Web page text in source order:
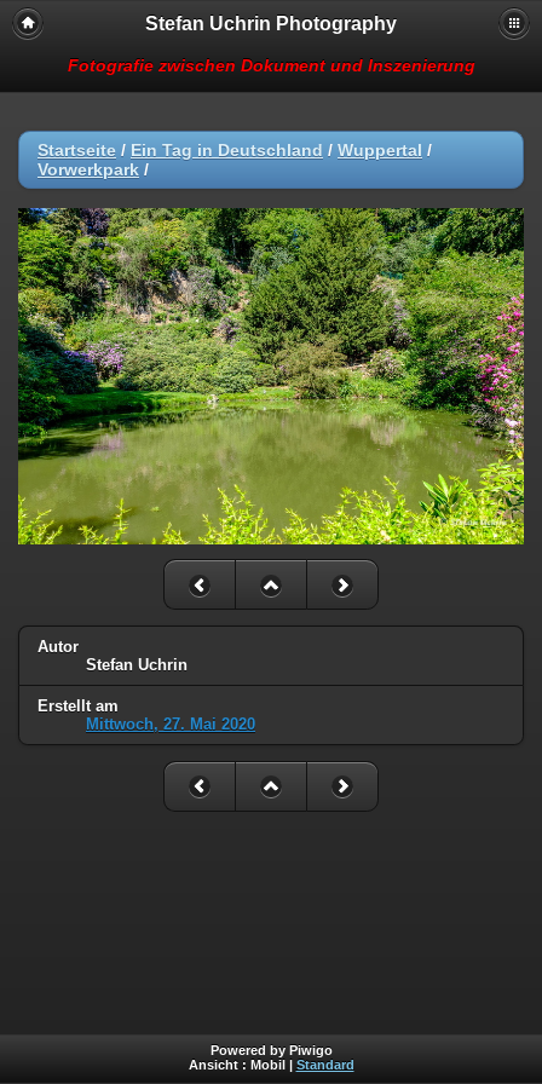
Stefan Uchrin Photography
Fotografie zwischen Dokument und Inszenierung
Startseite / Ein Tag in Deutschland / Wuppertal /
Vorwerkpark /
Autor
Stefan Uchrin
Erstellt am
Mittwoch, 27. Mai 2020
Powered by Piwigo
Ansicht : Mobil Standard